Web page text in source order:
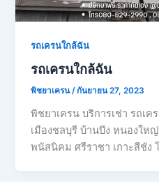
รถเครนใกล้ฉัน
รถเครนใกล้ฉัน
พิชยาเครน/กันยายน 27, 2023
พิชยาเครน บริการเช่า รถเค
เมืองชลบุรี บ้านบึง หนองให
พนัสนิคม ศรีราชา เกาะสีชัง